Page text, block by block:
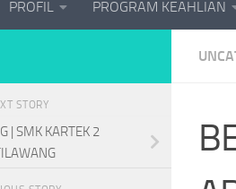
PROFIL PROGRAM KEAHLIAN
STORY
| SMK KARTEK 2